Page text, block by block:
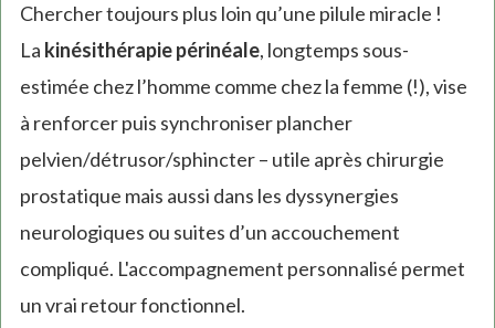
Chercher toujours plus loin qu’une pilule miracle !
La kinésithérapie périnéale, longtemps sous-
estimée chez l’homme comme chez la femme (!), vise
à renforcer puis synchroniser plancher
pelvien/détrusor/sphincter – utile après chirurgie
prostatique mais aussi dans les dyssynergies
neurologiques ou suites d’un accouchement
compliqué. L'accompagnement personnalisé permet
un vrai retour fonctionnel.